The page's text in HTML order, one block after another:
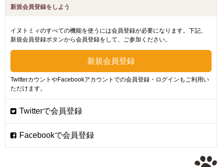
新規会員登録をしよう
イヌトミィのすべての機能を使うには会員登録が必要になります。下記、
新規会員登録ボタンから会員登録をして、ご参加ください。
TwitterカウントやFacebookアカウントでの会員登録・ログインもご利用い
ただけます。